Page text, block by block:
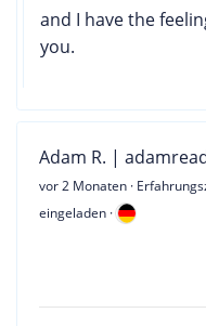
and I have the
you.
Adam R. |
vor 2 Monaten ·
eingeladen ·